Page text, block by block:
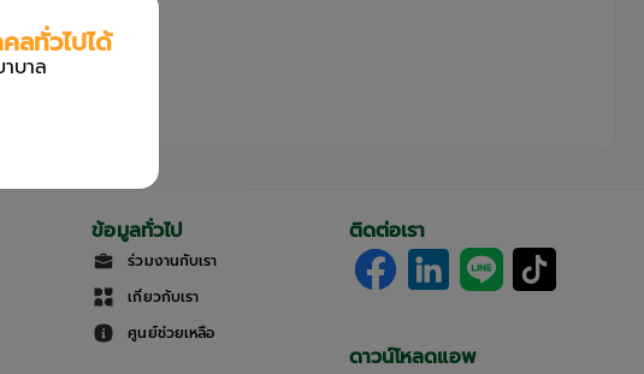
ข้อมูลทั่วไป
ร่วมงานกับเรา
เกี่ยวกับเรา
ศูนย์ช่วยเหลือ
ติดต่อเรา
ดาวน์โหลดแอพ
ลทั่วไปได้
บาล